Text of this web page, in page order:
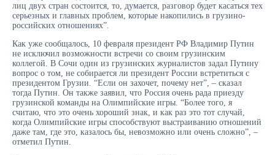
лиц двух стран состоится, то, думается, разговор будет касаться тех
серьезных и главных проблем, которые накопились в грузино-
российских отношениях”.
Как уже сообщалось, 10 февраля президент РФ Владимир Путин
не исключил возможности встречи со своим грузинским
коллегой. В Сочи один из грузинских журналистов задал Путину
вопрос о том, не собирается ли президент России встретиться с
президентом Грузии. “Если он захочет, почему нет”, – сказал
тогда Путин. Он также заявил, что Россия очень рада приезду
грузинской команды на Олимпийские игры. “Более того, я
считаю, что это очень хороший знак, и как раз это тот случай,
когда Олимпийские игры способствуют выстраиванию отношений
даже там, где это, казалось бы, невозможно или очень сложно”, –
отметил Путин.